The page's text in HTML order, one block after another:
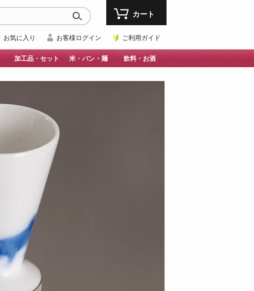
お気に入り お客様ログイン ご利用ガイド
カート
加工品・セット 米・パン・麺 飲料・お酒